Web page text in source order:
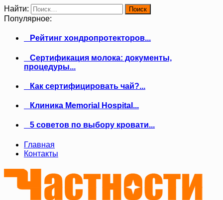
Найти:
Популярное:
Рейтинг хондропротекторов...
Сертификация молока: документы,
процедуры...
Как сертифицировать чай?...
Клиника Memorial Hospital...
5 советов по выбору кровати...
Главная
Контакты